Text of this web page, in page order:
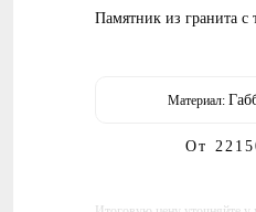
Памятник из гранита с
Материал:
От